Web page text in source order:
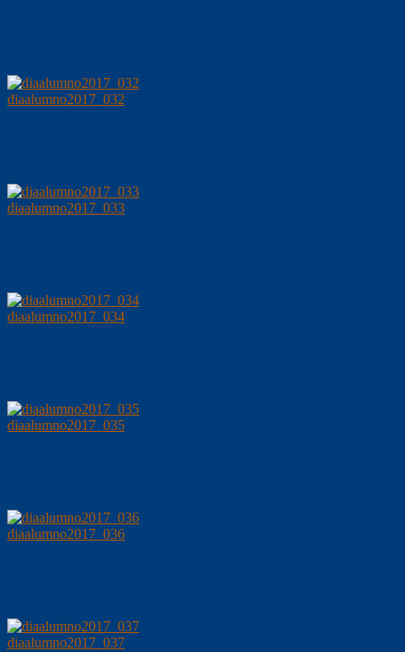
diaalumno2017_032
diaalumno2017_033
diaalumno2017_034
diaalumno2017_035
diaalumno2017_036
diaalumno2017_037